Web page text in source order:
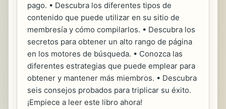
pago. • Descubra los diferentes tipos de
contenido que puede utilizar en su sitio de
membresía y cómo compilarlos. • Descubra los
secretos para obtener un alto rango de página
en los motores de búsqueda. • Conozca las
diferentes estrategias que puede emplear para
obtener y mantener más miembros. • Descubra
seis consejos probados para triplicar su éxito.
¡Empiece a leer este libro ahora!